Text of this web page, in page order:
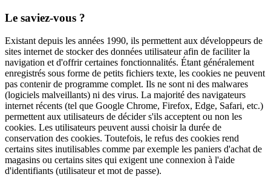
Le saviez-vous ?
Existant depuis les années 1990, ils permettent aux développeurs de
sites internet de stocker des données utilisateur afin de faciliter la
navigation et d'offrir certaines fonctionnalités. Étant généralement
enregistrés sous forme de petits fichiers texte, les cookies ne peuvent
pas contenir de programme complet. Ils ne sont ni des malwares
(logiciels malveillants) ni des virus. La majorité des navigateurs
internet récents (tel que Google Chrome, Firefox, Edge, Safari, etc.)
permettent aux utilisateurs de décider s'ils acceptent ou non les
cookies. Les utilisateurs peuvent aussi choisir la durée de
conservation des cookies. Toutefois, le refus des cookies rend
certains sites inutilisables comme par exemple les paniers d'achat de
magasins ou certains sites qui exigent une connexion à l'aide
d'identifiants (utilisateur et mot de passe).